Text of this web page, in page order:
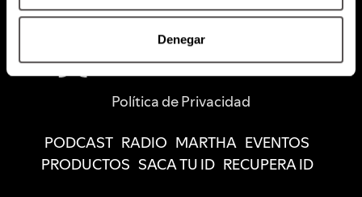
Denegar
Política de Privacidad
PODCAST RADIO MARTHA EVENTOS
PRODUCTOS SACA TU ID RECUPERA ID